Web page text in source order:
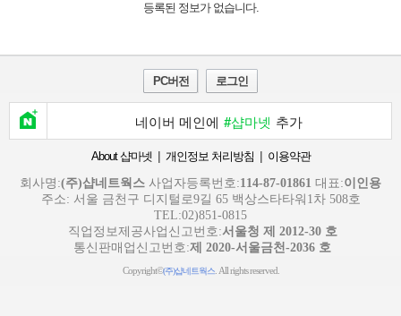
등록된 정보가 없습니다.
PC버전 로그인
네이버 메인에 #샵마넷 추가
About 샵마넷 | 개인정보 처리방침 | 이용약관
회사명:(주)샵네트웍스 사업자등록번호:114-87-01861 대표:이인용
주소: 서울 금천구 디지털로9길 65 백상스타타워1차 508호
TEL:02)851-0815
직업정보제공사업신고번호:서울청 제 2012-30 호
통신판매업신고번호:제 2020-서울금천-2036 호
Copyright©(주)샵네트웍스. All rights reserved.